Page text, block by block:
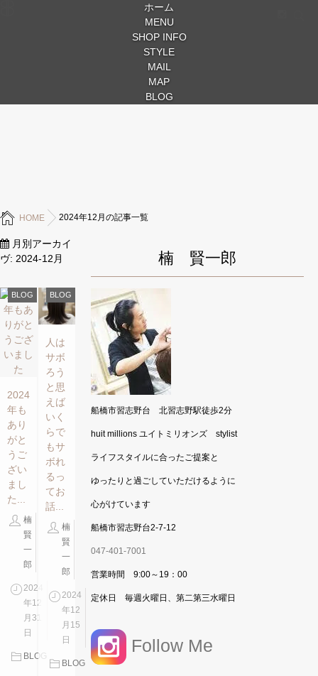
ホーム
MENU
SHOP INFO
STYLE
MAIL
MAP
BLOG
HOME 2024年12月の記事一覧
月別アーカイ
ヴ: 2024-12月
BLOG
2024
年も
あり
がと
うご
ざい
まし
た...
楠
賢
一
郎
2024
年12
月31
日
BLOG
BLOG
人は
サボ
ろう
と思
えば
いく
らで
もサ
ボれ
るっ
てお
話...
楠
賢
一
郎
2024
年12
月15
日
BLOG
楠 賢一郎
船橋市習志野台 北習志野駅徒歩2分
huit millions ユイトミリオンズ stylist
ライフスタイルに合ったご提案と
ゆったりと過ごしていただけるように
心がけています
船橋市習志野台2-7-12
047-401-7001
営業時間 9:00～19：00
定休日 毎週火曜日、第二第三水曜日
Follow Me